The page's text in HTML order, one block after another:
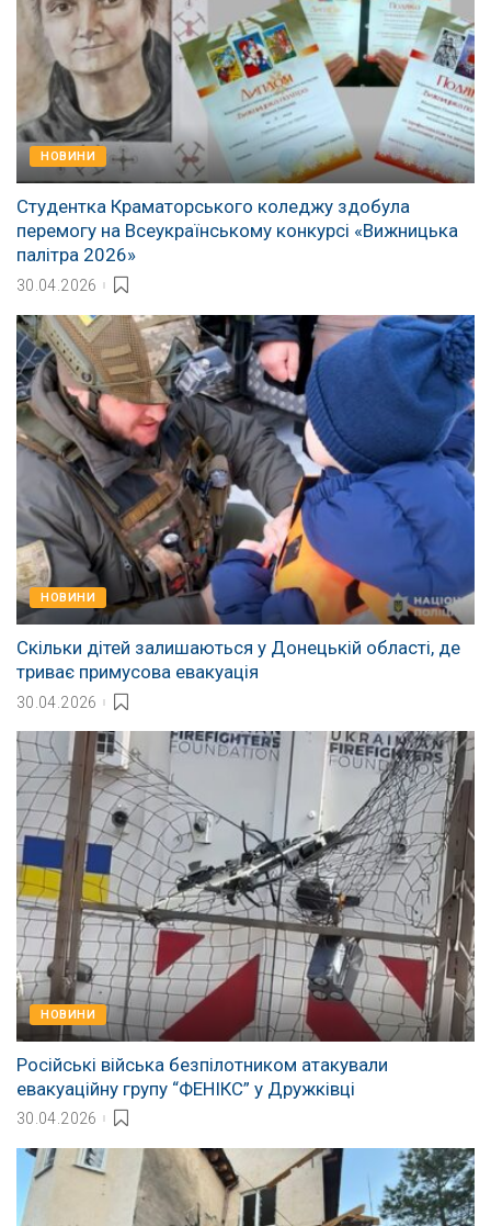
НОВИНИ
Студентка Краматорського коледжу здобула
перемогу на Всеукраїнському конкурсі «Вижницька
палітра 2026»
30.04.2026
НОВИНИ
Скільки дітей залишаються у Донецькій області, де
триває примусова евакуація
30.04.2026
НОВИНИ
Російські війська безпілотником атакували
евакуаційну групу “ФЕНІКС” у Дружківці
30.04.2026